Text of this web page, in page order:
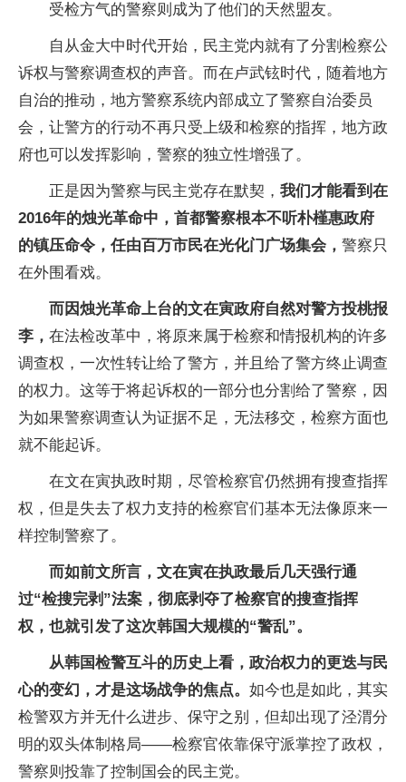
受检方气的警察则成为了他们的天然盟友。
自从金大中时代开始，民主党内就有了分割检察公
诉权与警察调查权的声音。而在卢武铉时代，随着地方
自治的推动，地方警察系统内部成立了警察自治委员
会，让警方的行动不再只受上级和检察的指挥，地方政
府也可以发挥影响，警察的独立性增强了。
正是因为警察与民主党存在默契， 我们才能看到在
2016年的烛光革命中，首都警察根本不听朴槿惠政府
的镇压命令，任由百万市民在光化门广场集会， 警察只
在外围看戏。
而因烛光革命上台的文在寅政府自然对警方投桃报
李， 在法检改革中，将原来属于检察和情报机构的许多
调查权，一次性转让给了警方，并且给了警方终止调查
的权力。这等于将起诉权的一部分也分割给了警察，因
为如果警察调查认为证据不足，无法移交，检察方面也
就不能起诉。
在文在寅执政时期，尽管检察官仍然拥有搜查指挥
权，但是失去了权力支持的检察官们基本无法像原来一
样控制警察了。
而如前文所言，文在寅在执政最后几天强行通
过“检搜完剥”法案，彻底剥夺了检察官的搜查指挥
权，也就引发了这次韩国大规模的“警乱”。
从韩国检警互斗的历史上看，政治权力的更迭与民
心的变幻，才是这场战争的焦点。 如今也是如此，其实
检警双方并无什么进步、保守之别，但却出现了泾渭分
明的双头体制格局——检察官依靠保守派掌控了政权，
警察则投靠了控制国会的民主党。